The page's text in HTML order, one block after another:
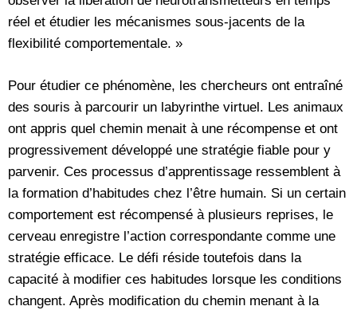
réel et étudier les mécanismes sous-jacents de la
flexibilité comportementale. »
Pour étudier ce phénomène, les chercheurs ont entraîné
des souris à parcourir un labyrinthe virtuel. Les animaux
ont appris quel chemin menait à une récompense et ont
progressivement développé une stratégie fiable pour y
parvenir. Ces processus d’apprentissage ressemblent à
la formation d’habitudes chez l’être humain. Si un certain
comportement est récompensé à plusieurs reprises, le
cerveau enregistre l’action correspondante comme une
stratégie efficace. Le défi réside toutefois dans la
capacité à modifier ces habitudes lorsque les conditions
changent. Après modification du chemin menant à la